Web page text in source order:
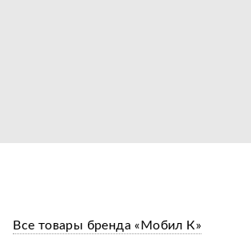
Все товары бренда «Мобил К»